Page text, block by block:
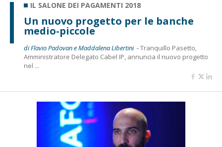
IL SALONE DEI PAGAMENTI 2018
Un nuovo progetto per le banche
medio-piccole
di Flavio Padovan e Maddalena Libertini -Tranquillo Pasetto,
Amministratore Delegato Cabel IP, annuncia il nuovo progetto
nel ...